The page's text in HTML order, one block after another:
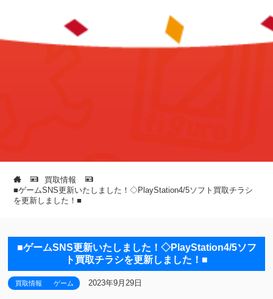
買取情報
■ゲームSNS更新いたしました！◇PlayStation4/5ソフト買取チラシ
を更新しました！■
■ゲームSNS更新いたしました！◇PlayStation4/5ソフ
ト買取チラシを更新しました！■
買取情報 ゲーム 2023年9月29日